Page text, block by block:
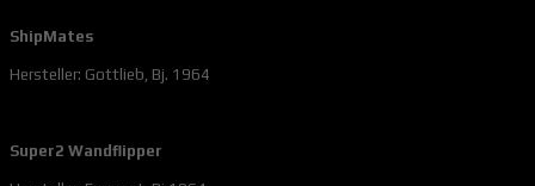
ShipMates
Hersteller: Gottlieb, Bj. 1964
Super2 Wandflipper